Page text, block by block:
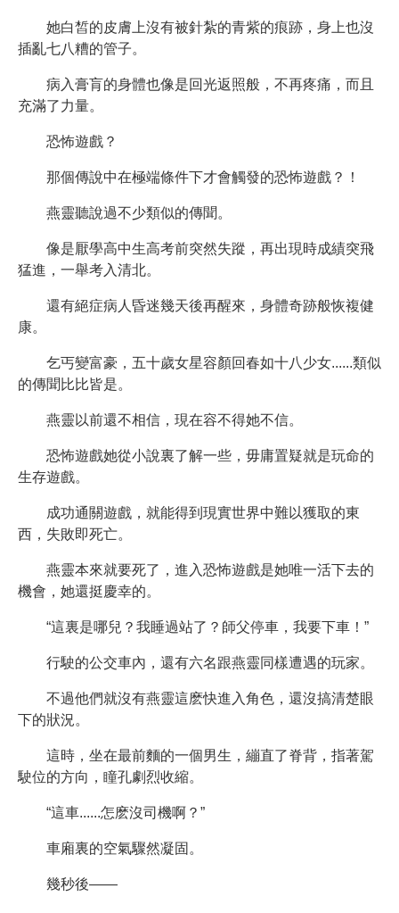
她白皙的皮膚上沒有被針紮的青紫的痕跡，身上也沒
插亂七八糟的管子。
病入膏肓的身體也像是回光返照般，不再疼痛，而且
充滿了力量。
恐怖遊戲？
那個傳說中在極端條件下才會觸發的恐怖遊戲？！
燕靈聽說過不少類似的傳聞。
像是厭學高中生高考前突然失蹤，再出現時成績突飛
猛進，一舉考入清北。
還有絕症病人昏迷幾天後再醒來，身體奇跡般恢複健
康。
乞丐變富豪，五十歲女星容顏回春如十八少女......類似
的傳聞比比皆是。
燕靈以前還不相信，現在容不得她不信。
恐怖遊戲她從小說裏了解一些，毋庸置疑就是玩命的
生存遊戲。
成功通關遊戲，就能得到現實世界中難以獲取的東
西，失敗即死亡。
燕靈本來就要死了，進入恐怖遊戲是她唯一活下去的
機會，她還挺慶幸的。
“這裏是哪兒？我睡過站了？師父停車，我要下車！”
行駛的公交車內，還有六名跟燕靈同樣遭遇的玩家。
不過他們就沒有燕靈這麽快進入角色，還沒搞清楚眼
下的狀況。
這時，坐在最前麵的一個男生，繃直了脊背，指著駕
駛位的方向，瞳孔劇烈收縮。
“這車......怎麽沒司機啊？”
車廂裏的空氣驟然凝固。
幾秒後——